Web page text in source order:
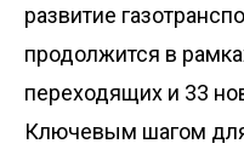
развитие
продолжится в
переходящих и 33
Ключевым шагом